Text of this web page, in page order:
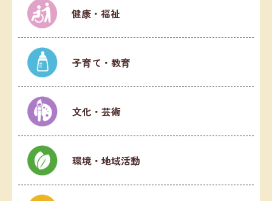
健康・福祉
子育て・教育
文化・芸術
環境・地域活動